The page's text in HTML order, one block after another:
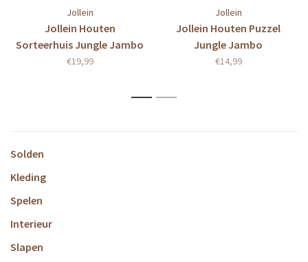
Jollein
Jollein Houten
Sorteerhuis Jungle Jambo
€19,99
Jollein
Jollein Houten Puzzel
Jungle Jambo
€14,99
1 2
Solden
Kleding
Spelen
Interieur
Slapen